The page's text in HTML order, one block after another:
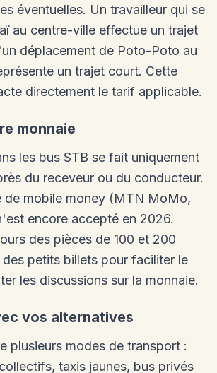
éventuelles. Un travailleur qui se
au centre-ville effectue un trajet
déplacement de Poto-Poto au
un trajet court. Cette
directement le tarif applicable.
monnaie
les bus STB se fait uniquement
du receveur ou du conducteur.
de mobile money (MTN MoMo,
encore accepté en 2026.
des pièces de 100 et 200
des petits billets pour faciliter le
les discussions sur la monnaie.
vos alternatives
plusieurs modes de transport :
taxis jaunes, bus privés